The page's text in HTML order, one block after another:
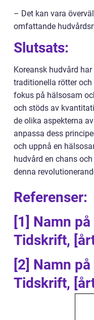
– Det kan vara
omfattande
Slutsats:
Koreansk hudvård
traditionella rötter
fokus på hälsosam
och stöds av
de olika aspekterna
anpassa dess
och uppnå en
hudvård en chans
denna
Referenser:
[1] Namn
Tidskrift,
[2] Namn
Tidskrift,